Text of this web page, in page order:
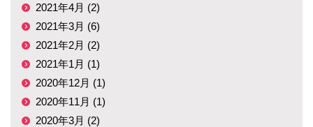
2021年4月 (2)
2021年3月 (6)
2021年2月 (2)
2021年1月 (1)
2020年12月 (1)
2020年11月 (1)
2020年3月 (2)